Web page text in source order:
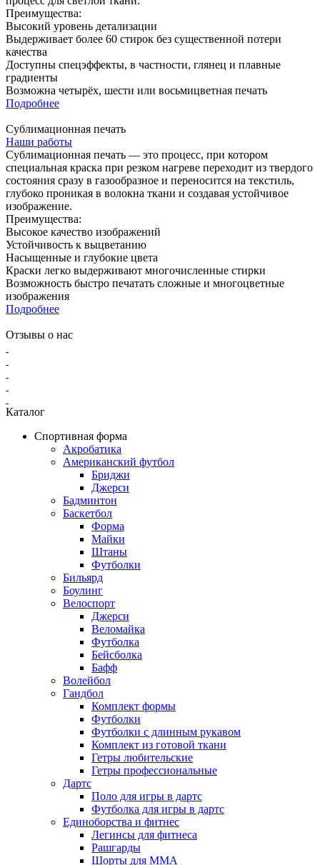
Преимущества:
Высокий уровень детализации
Выдерживает более 60 стирок без существенной потери
качества
Доступны спецэффекты, в частности, глянец и плавные
градиенты
Возможна четырёх, шести или восьмицветная печать
Подробнее
Сублимационная печать
Наши работы
Сублимационная печать — это процесс, при котором
специальная краска при резком нагреве переходит из твердого
состояния сразу в газообразное и переносится на текстиль,
глубоко проникая в волокна ткани и создавая устойчивое
изображение.
Преимущества:
Высокое качество изображений
Устойчивость к выцветанию
Насыщенные и глубокие цвета
Краски легко выдерживают многочисленные стирки
Возможность быстро печатать сложные и многоцветные
изображения
Подробнее
Отзывы о нас
Каталог
Спортивная форма
Акробатика
Американский футбол
Бриджи
Джерси
Бадминтон
Баскетбол
Форма
Майки
Штаны
Футболки
Бильярд
Боулинг
Велоспорт
Джерси
Веломайка
Футболка
Бейсболка
Бафф
Волейбол
Гандбол
Комплект формы
Футболки
Футболки с длинным рукавом
Комплект из готовой ткани
Гетры любительские
Гетры профессиональные
Дартс
Поло для игры в дартс
Футболка для игры в дартс
Единоборства и фитнес
Легинсы для фитнеса
Рашгарды
Шорты для MMA